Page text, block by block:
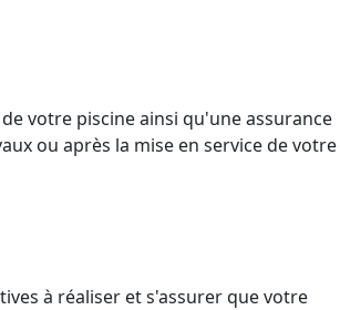
votre piscine ainsi qu'une assurance
ou après la mise en service de votre
à réaliser et s'assurer que votre